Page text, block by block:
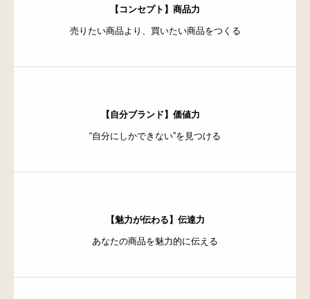
【コンセプト】商品力
売りたい商品より、買いたい商品をつくる
【自分ブランド】価値力
“自分にしかできない”を見つける
【魅力が伝わる】伝達力
あなたの商品を魅力的に伝える